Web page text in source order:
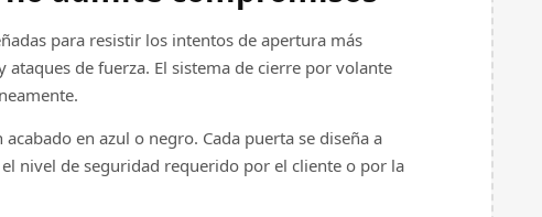
para resistir los intentos de apertura más
de fuerza. El sistema de cierre por volante
en azul o negro. Cada puerta se diseña a
nivel de seguridad requerido por el cliente o por la